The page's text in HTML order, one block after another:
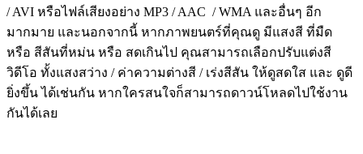
/ AVI หรือไฟล์เสียงอย่าง MP3 / AAC / WMA และอื่นๆ อีก
มากมาย และนอกจากนี้ หากภาพยนตร์ที่คุณดู มีแสงสี ที่มืด
หรือ สีสันที่หม่น หรือ สดเกินไป คุณสามารถเลือกปรับแต่งสี
วิดีโอ ทั้งแสงสว่าง / ค่าความต่างสี / เร่งสีสัน ให้ดูสดใส และ ดูดี
ยิ่งขึ้น ได้เช่นกัน หากใครสนใจก็สามารถดาวน์โหลดไปใช้งาน
กันได้เลย